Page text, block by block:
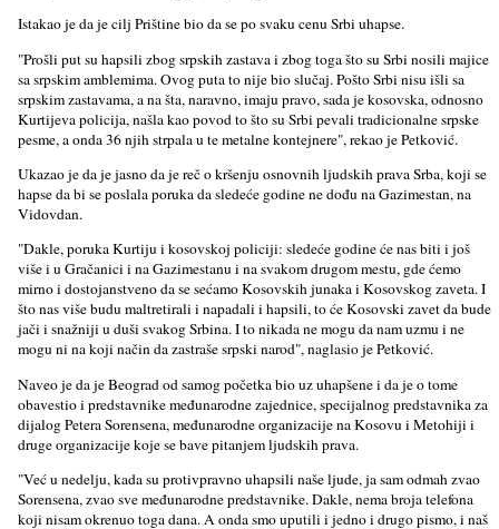
Istakao je da je cilj Prištine bio da se po svaku cenu Srbi uhapse.
"Prošli put su hapsili zbog srpskih zastava i zbog toga što su Srbi nosili majice
sa srpskim amblemima. Ovog puta to nije bio slučaj. Pošto Srbi nisu išli sa
srpskim zastavama, a na šta, naravno, imaju pravo, sada je kosovska, odnosno
Kurtijeva policija, našla kao povod to što su Srbi pevali tradicionalne srpske
pesme, a onda 36 njih strpala u te metalne kontejnere", rekao je Petković.
Ukazao je da je jasno da je reč o kršenju osnovnih ljudskih prava Srba, koji se
hapse da bi se poslala poruka da sledeće godine ne dođu na Gazimestan, na
Vidovdan.
"Dakle, poruka Kurtiju i kosovskoj policiji: sledeće godine će nas biti i još
više i u Gračanici i na Gazimestanu i na svakom drugom mestu, gde ćemo
mirno i dostojanstveno da se sećamo Kosovskih junaka i Kosovskog zaveta. I
što nas više budu maltretirali i napadali i hapsili, to će Kosovski zavet da bude
jači i snažniji u duši svakog Srbina. I to nikada ne mogu da nam uzmu i ne
mogu ni na koji način da zastraše srpski narod", naglasio je Petković.
Naveo je da je Beograd od samog početka bio uz uhapšene i da je o tome
obavestio i predstavnike međunarodne zajednice, specijalnog predstavnika za
dijalog Petera Sorensena, međunarodne organizacije na Kosovu i Metohiji i
druge organizacije koje se bave pitanjem ljudskih prava.
"Već u nedelju, kada su protivpravno uhapsili naše ljude, ja sam odmah zvao
Sorensena, zvao sve međunarodne predstavnike. Dakle, nema broja telefona
koji nisam okrenuo toga dana. A onda smo uputili i jedno i drugo pismo, i naš